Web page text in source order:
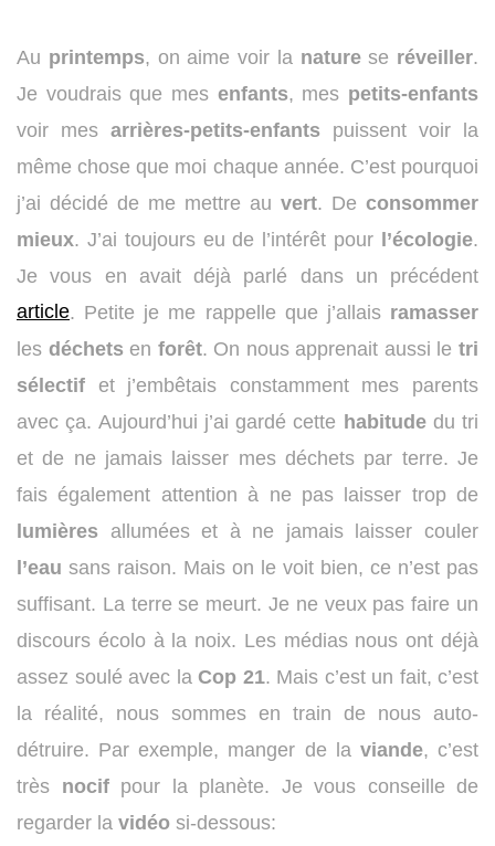
Au printemps, on aime voir la naturese réveiller.
Je voudrais que mes enfants, mes petits-enfants
voir mes arrières-petits-enfants puissent voir la
même chose que moi chaque année. C’est pourquoi
j’ai décidé de me mettre au vert. De consommer
mieux. J’ai toujours eu de l’intérêt pour l’écologie.
Je vous en avait déjà parlé dans un précédent
article. Petite je me rappelle que j’allais ramasser
les déchets en forêt. On nous apprenait aussi letri
sélectif et j’embêtais constamment mes parents
avec ça. Aujourd’hui j’ai gardé cette habitudedu tri
et de ne jamais laisser mes déchets par terre. Je
fais également attention à ne pas laisser trop de
lumières allumées et à ne jamais laisser couler
l’eau sans raison. Mais on le voit bien, ce n’est pas
suffisant. La terre se meurt. Je ne veux pas faire un
discours écolo à la noix. Les médias nous ont déjà
assez soulé avec la Cop 21. Mais c’est un fait, c’est
la réalité, nous sommes en train de nous auto-
détruire. Par exemple, manger de la viande, c’est
très nocifpour la planète. Je vous conseille de
regarder la vidéo si-dessous: